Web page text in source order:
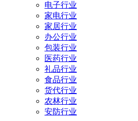
电子行业
家电行业
家居行业
办公行业
包装行业
医药行业
礼品行业
食品行业
货代行业
农林行业
安防行业